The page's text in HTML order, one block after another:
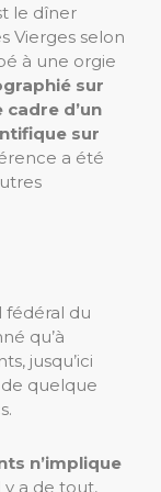
le dîner
Vierges selon
à une orgie
sur
cadre d’un
sur
a été
fédéral du
qu’à
jusqu’ici
quelque
n’implique
y a de tout,